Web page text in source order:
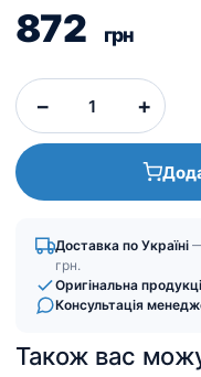
872 грн
− +
Доставка по Україні
грн.
Оригінальна
Консультація
Також вас